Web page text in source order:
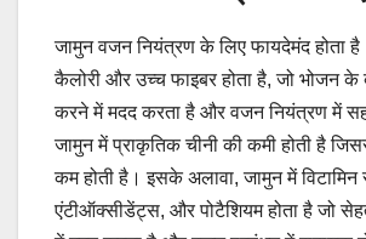
जामुन वजन नियंत्रण के लिए फायदेमंद होता
कैलोरी और उच्च फाइबर होता है, जो भोजन
करने में मदद करता है और वजन नियंत्रण में
जामुन में प्राकृतिक चीनी की कमी होती है
कम होती है। इसके अलावा, जामुन में विटामिन
एंटीऑक्सीडेंट्स, और पोटैशियम होता है जो